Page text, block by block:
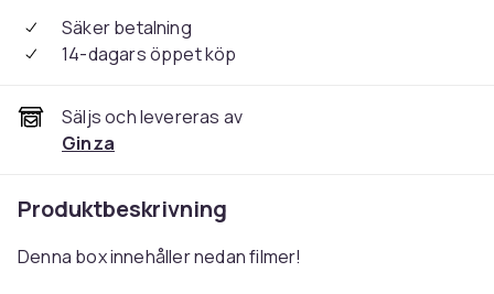
Säker betalning
14-dagars öppet köp
Säljs och levereras av
Ginza
Produktbeskrivning
Denna box innehåller nedan filmer!